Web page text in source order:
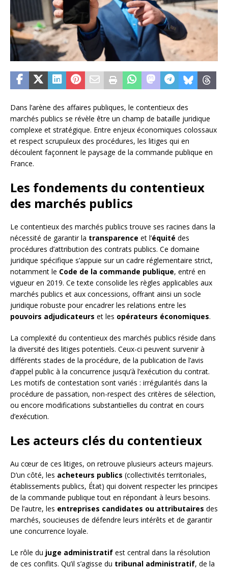
Dans l’arène des affaires publiques, le contentieux des
marchés publics se révèle être un champ de bataille juridique
complexe et stratégique. Entre enjeux économiques colossaux
et respect scrupuleux des procédures, les litiges qui en
découlent façonnent le paysage de la commande publique en
France.
Les fondements du contentieux
des marchés publics
Le contentieux des marchés publics trouve ses racines dans la
nécessité de garantir la transparence et l’équité des
procédures d’attribution des contrats publics. Ce domaine
juridique spécifique s’appuie sur un cadre réglementaire strict,
notamment le Code de la commande publique, entré en
vigueur en 2019. Ce texte consolide les règles applicables aux
marchés publics et aux concessions, offrant ainsi un socle
juridique robuste pour encadrer les relations entre les
pouvoirs adjudicateurs et les opérateurs économiques.
La complexité du contentieux des marchés publics réside dans
la diversité des litiges potentiels. Ceux-ci peuvent survenir à
différents stades de la procédure, de la publication de l’avis
d’appel public à la concurrence jusqu’à l’exécution du contrat.
Les motifs de contestation sont variés : irrégularités dans la
procédure de passation, non-respect des critères de sélection,
ou encore modifications substantielles du contrat en cours
d’exécution.
Les acteurs clés du contentieux
Au cœur de ces litiges, on retrouve plusieurs acteurs majeurs.
D’un côté, les acheteurs publics (collectivités territoriales,
établissements publics, État) qui doivent respecter les principes
de la commande publique tout en répondant à leurs besoins.
De l’autre, les entreprises candidates ou attributaires des
marchés, soucieuses de défendre leurs intérêts et de garantir
une concurrence loyale.
Le rôle du juge administratif est central dans la résolution
de ces conflits. Qu’il s’agisse du tribunal administratif, de la